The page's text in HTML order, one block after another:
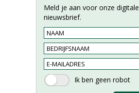
Meld je aan voor onze digitale
nieuwsbrief.